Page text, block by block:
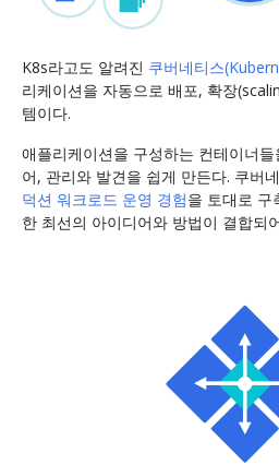
K8s라고도 알려진 쿠버네티스
리케이션을 자동으로 배포, 확장
템이다.
애플리케이션을 구성하는 컨테이너
어, 관리와 발견을 쉽게 만든다. 쿠버
덕션 워크로드 운영 경험을 토대로 구
한 최선의 아이디어와 방법이 결합되